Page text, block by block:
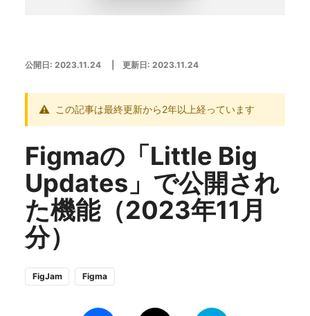
公開日: 2023.11.24 | 更新日: 2023.11.24
この記事は最終更新から2年以上経っています
Figmaの「Little Big
Updates」で公開され
た機能（2023年11月
分）
FigJam Figma